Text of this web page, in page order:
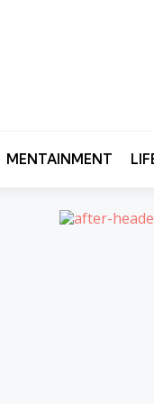
MENTAINMENT